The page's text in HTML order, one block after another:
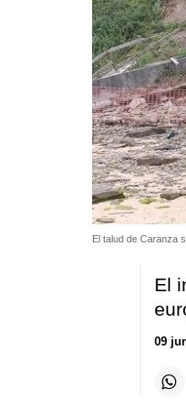
El talud de Caranza
El
09